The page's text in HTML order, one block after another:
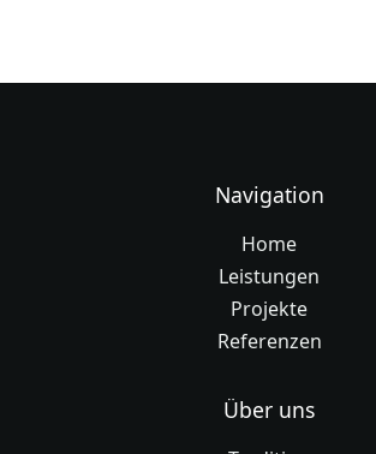
Navigation
Home
Leistungen
Projekte
Referenzen
Über uns